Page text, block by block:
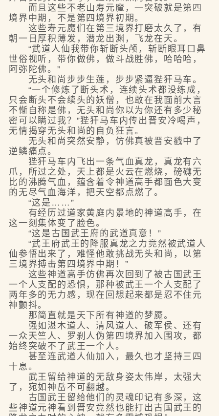
而且这些不老山寿元魔，一突破就是第四
境界中期，不是第四境界初期。
这些寿元魔们在第三境界打磨太久了，有
朝一日厚积薄发，潜龙出渊，飞龙在天。
“武道人仙我带你斩断头颅，斩断眼耳口鼻
世俗视听，带你做佛，做斗战胜佛，哈哈哈，
阿弥陀佛。”
无头和尚步步生莲，步步紧逼狴犴马车。
“一个修炼了断头术，连续头术都没练成，
只会断头不会续头的妖僧，也敢在我面前大言
不惭自称是佛，无头和尚你以为你还有多少秘
密可以瞒过我？”狴犴马车内传出晋安冷喝声，
无情揭穿无头和尚的自负狂言。
无头和尚突然安静，仿佛真被晋安戳中了
逆鳞痛点。
狴犴马车内飞出一条气血真龙，真龙有六
爪，所过之处，天上都是火云在燃烧，磅礴无
比的沸腾气血，蕴含着令神道高手都面色大变
的无尽气血海洋，把天空都点燃了。
“这是……”
有经历过道家黄庭内景地的神道高手，在
这一刻集体变了脸色。
“这是古国武王府的武道真意！”
“武王府武王的降服真龙之力竟然被武道人
仙参悟出来了，难怪他敢挑战无头和尚，以第
三境界搏击第四境界中期！”
这些神道高手仿佛再次回到了被古国武王
一个人支配的恐惧，那种被武王一个人支配了
两年多的无力感，现在回想起来都是忍不住元
神颤抖。
那简直就是天下所有神道的梦魇。
强如湛木道人、清风道人、破军侯、还有
一众天竺人、罗刹人伪第四境界加入围攻，都
始终突破不了武王一个人。
甚至连武道人仙加入，最久也才坚持三四
十息。
武王留给神道的无敌身姿太伟岸，太强大
了，宛如神岳不可翻越。
古国武王留给他们的灵魂印记有多深，这
些神道元神看到晋安竟然也能打出古国武王的